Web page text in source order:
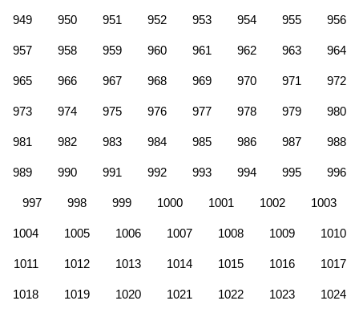
949 950 951 952 953 954 955 956
957 958 959 960 961 962 963 964
965 966 967 968 969 970 971 972
973 974 975 976 977 978 979 980
981 982 983 984 985 986 987 988
989 990 991 992 993 994 995 996
997 998 999 1000 1001 1002 1003
1004 1005 1006 1007 1008 1009 1010
1011 1012 1013 1014 1015 1016 1017
1018 1019 1020 1021 1022 1023 1024